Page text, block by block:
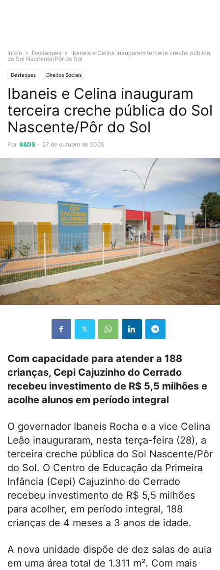
Início Destaques
Ibaneis e Celina inauguram terceira creche pública
do Sol Nascente/Pôr do Sol
Destaques Direitos Sociais
Ibaneis e Celina inauguram
terceira creche pública do Sol
Nascente/Pôr do Sol
Por S&DS - 27 de outubro de 2025
Com capacidade para atender a 188
crianças, Cepi Cajuzinho do Cerrado
recebeu investimento de R$ 5,5 milhões e
acolhe alunos em período integral
O governador Ibaneis Rocha e a vice Celina
Leão inauguraram, nesta terça-feira (28), a
terceira creche pública do Sol Nascente/Pôr
do Sol. O Centro de Educação da Primeira
Infância (Cepi) Cajuzinho do Cerrado
recebeu investimento de R$ 5,5 milhões
para acolher, em período integral, 188
crianças de 4 meses a 3 anos de idade.
A nova unidade dispõe de dez salas de aula
em uma área total de 1.311 m². Com mais